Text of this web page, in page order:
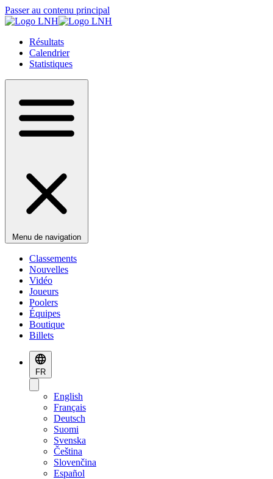
Passer au contenu principal
Résultats
Calendrier
Statistiques
Menu de navigation
Classements
Nouvelles
Vidéo
Joueurs
Poolers
Équipes
Boutique
Billets
FR
English
Français
Deutsch
Suomi
Svenska
Čeština
Slovenčina
Español